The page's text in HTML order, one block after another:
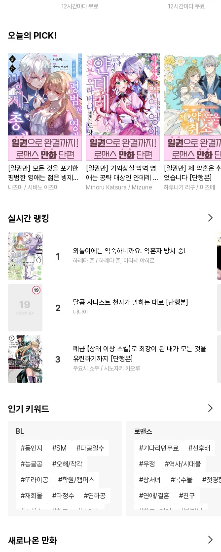
12시간마다 무료
12시간마다 무료
오늘의 PICK!
[일권만] 모든 것을 포기한
평범한 영애는 젊은 빙제의
총애를 받는다 [단행본]
나츠미 / 시바노 이즈미
[일권만] 기억상실 악역 영
애는 공략 대상인 얀데레 의
붓 오라버니에게서 도망칠
Minoru Katsura / Mizune
[일권만] 제 약혼은
었습니다 [단행본]
하루나기 리구 / 미즈메
실시간 랭킹
1
외톨이에는 익숙하니까요. 약혼자 방치 중!
하레타 준 / 하레타 준, 아라세 야히로
2
달콤 사디스트 천사가 말하는 대로 [단행본]
나나이
3
폐급 【상태 이상 스킬】로 최강이 된 내가 모든 것을
유린하기까지 [단행본]
우요시 쇼우 / 시노자키 카오루
인기 키워드
BL
#동인지 #SM #다공일수
#능글공 #오해/착각
#또라이공 #학원/캠퍼스
#재회물 #다정수 #연하공
# 소심수 #친구 # 수인수
#판타지 #선후배
로맨스
#기다리면무료 #선후배
#우정 #역사/시대물
#상처녀 #복수물 #첫경
#연애/결혼 #친구
#친구>연인 #계략남
새로나온 만화